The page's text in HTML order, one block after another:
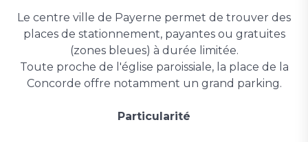
Le centre ville de Payerne permet de trouver des
places de stationnement, payantes ou gratuites
(zones bleues) à durée limitée.
Toute proche de l'église paroissiale, la place de la
Concorde offre notamment un grand parking.
Particularité